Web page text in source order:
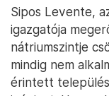
Sipos Levente,
igazgatója
nátriumszintje
mindig nem
érintett